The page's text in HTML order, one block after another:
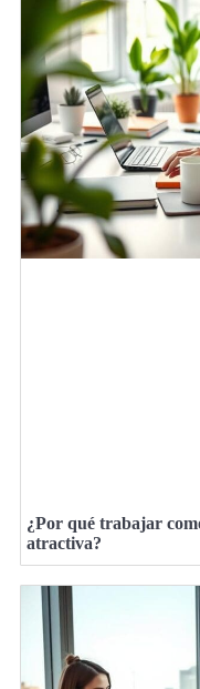
¿Por qué trabajar
atractiva?